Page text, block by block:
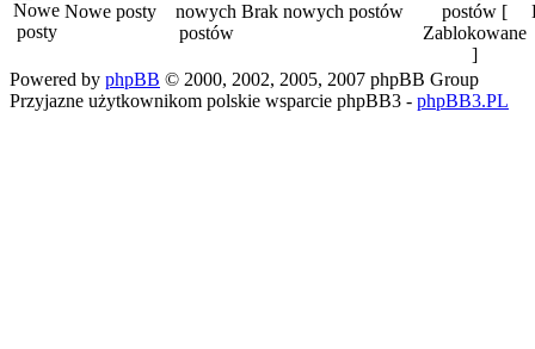
Nowe posty Brak nowych postów
Powered by phpBB © 2000, 2002, 2005, 2007 phpBB Group
Przyjazne użytkownikom polskie wsparcie phpBB3 - phpBB3.PL